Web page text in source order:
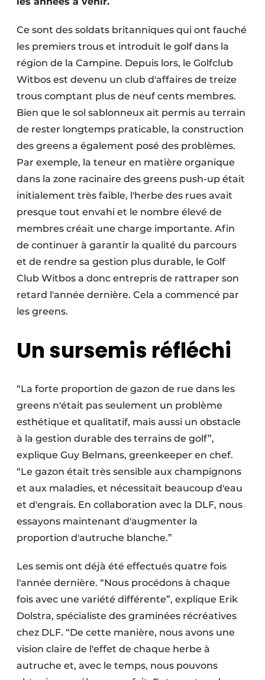
Ce sont des soldats britanniques qui ont fauché
les premiers trous et introduit le golf dans la
région de la Campine. Depuis lors, le Golfclub
Witbos est devenu un club d'affaires de treize
trous comptant plus de neuf cents membres.
Bien que le sol sablonneux ait permis au terrain
de rester longtemps praticable, la construction
des greens a également posé des problèmes.
Par exemple, la teneur en matière organique
dans la zone racinaire des greens push-up était
initialement très faible, l'herbe des rues avait
presque tout envahi et le nombre élevé de
membres créait une charge importante. Afin
de continuer à garantir la qualité du parcours
et de rendre sa gestion plus durable, le Golf
Club Witbos a donc entrepris de rattraper son
retard l'année dernière. Cela a commencé par
les greens.
Un sursemis réfléchi
“La forte proportion de gazon de rue dans les
greens n'était pas seulement un problème
esthétique et qualitatif, mais aussi un obstacle
à la gestion durable des terrains de golf”,
explique Guy Belmans, greenkeeper en chef.
“Le gazon était très sensible aux champignons
et aux maladies, et nécessitait beaucoup d'eau
et d'engrais. En collaboration avec la DLF, nous
essayons maintenant d'augmenter la
proportion d'autruche blanche.”
Les semis ont déjà été effectués quatre fois
l'année dernière. “Nous procédons à chaque
fois avec une variété différente”, explique Erik
Dolstra, spécialiste des graminées récréatives
chez DLF. “De cette manière, nous avons une
vision claire de l'effet de chaque herbe à
autruche et, avec le temps, nous pouvons